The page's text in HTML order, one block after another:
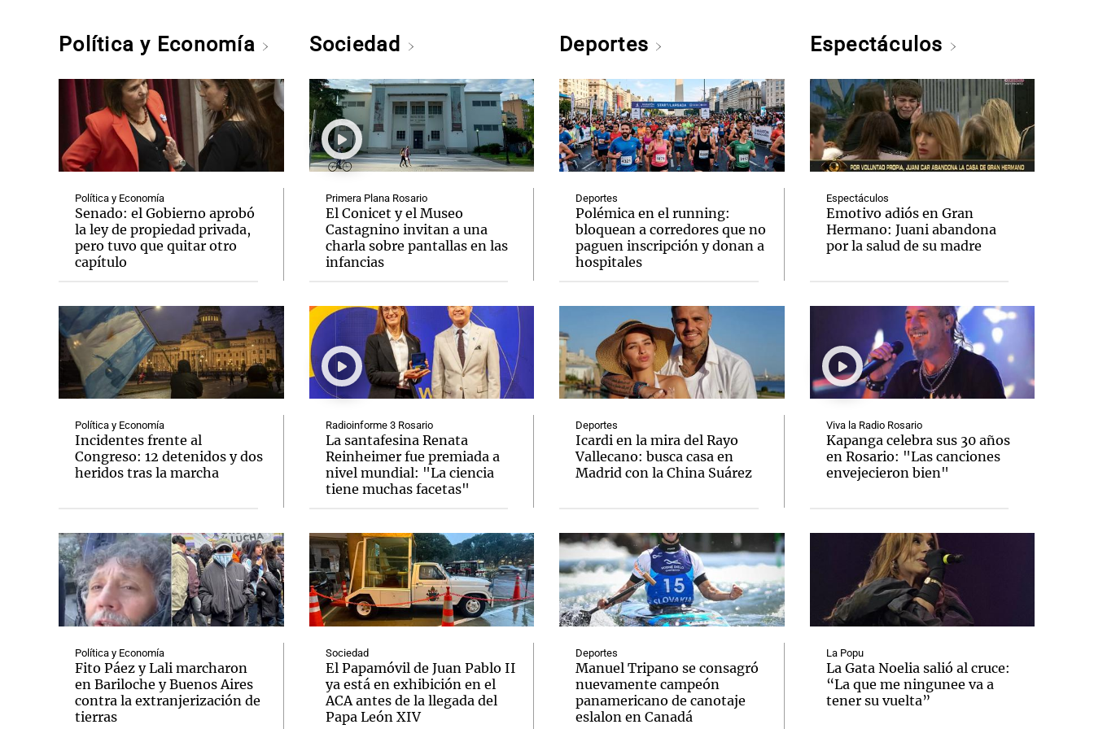
Política y Economía
Política y Economía
Senado: el Gobierno aprobó
la ley de propiedad privada,
pero tuvo que quitar otro
capítulo
Política y Economía
Incidentes frente al
Congreso: 12 detenidos y dos
heridos tras la marcha
Política y Economía
Fito Páez y Lali marcharon
en Bariloche y Buenos Aires
contra la extranjerización de
tierras
Sociedad
Primera Plana Rosario
El Conicet y el Museo
Castagnino invitan a una
charla sobre pantallas en las
infancias
Radioinforme 3 Rosario
La santafesina Renata
Reinheimer fue premiada a
nivel mundial: "La ciencia
tiene muchas facetas"
Sociedad
El Papamóvil de Juan Pablo II
ya está en exhibición en el
ACA antes de la llegada del
Papa León XIV
Deportes
Deportes
Polémica en el running:
bloquean a corredores que no
paguen inscripción y donan a
hospitales
Deportes
Icardi en la mira del Rayo
Vallecano: busca casa en
Madrid con la China Suárez
Deportes
Manuel Tripano se consagró
nuevamente campeón
panamericano de canotaje
eslalon en Canadá
Espectáculos
Espectáculos
Emotivo adiós en Gran
Hermano: Juani abandona
por la salud de su madre
Viva la Radio Rosario
Kapanga celebra sus 30 años
en Rosario: "Las canciones
envejecieron bien"
La Popu
La Gata Noelia salió al cruce:
“La que me ningunee va a
tener su vuelta”
Notas Notas
El huracán de Arequito
Notas
Cadena 3 en Groenlandia
Notas